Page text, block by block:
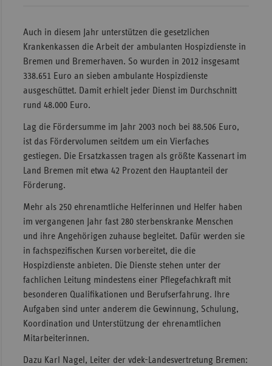
Mail
teilen
Auch in diesem Jahr unterstützen die gesetzlichen
Krankenkassen die Arbeit der ambulanten Hospizdienste in
Bremen und Bremerhaven. So wurden in 2012 insgesamt
338.651 Euro an sieben ambulante Hospizdienste
ausgeschüttet. Damit erhielt jeder Dienst im Durchschnitt
rund 48.000 Euro.
Lag die Fördersumme im Jahr 2003 noch bei 88.506 Euro,
ist das Fördervolumen seitdem um ein Vierfaches
gestiegen. Die Ersatzkassen tragen als größte Kassenart im
Land Bremen mit etwa 42 Prozent den Hauptanteil der
Förderung.
Mehr als 250 ehrenamtliche Helferinnen und Helfer haben
im vergangenen Jahr fast 280 sterbenskranke Menschen
und ihre Angehörigen zuhause begleitet. Dafür werden sie
in fachspezifischen Kursen vorbereitet, die die
Hospizdienste anbieten. Die Dienste stehen unter der
fachlichen Leitung mindestens einer Pflegefachkraft mit
besonderen Qualifikationen und Berufserfahrung. Ihre
Aufgaben sind unter anderem die Gewinnung, Schulung,
Koordination und Unterstützung der ehrenamtlichen
Mitarbeiterinnen.
Dazu Karl Nagel, Leiter der vdek-Landesvertretung Bremen: